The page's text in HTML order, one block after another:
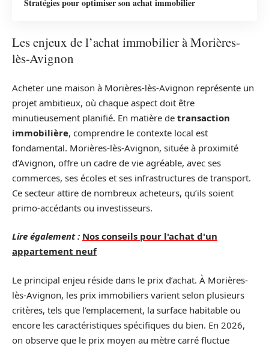
Stratégies pour optimiser son achat immobilier
Les enjeux de l’achat immobilier à Morières-
lès-Avignon
Acheter une maison à Morières-lès-Avignon représente un
projet ambitieux, où chaque aspect doit être
minutieusement planifié. En matière de transaction
immobilière, comprendre le contexte local est
fondamental. Morières-lès-Avignon, située à proximité
d’Avignon, offre un cadre de vie agréable, avec ses
commerces, ses écoles et ses infrastructures de transport.
Ce secteur attire de nombreux acheteurs, qu’ils soient
primo-accédants ou investisseurs.
Lire également : Nos conseils pour l'achat d'un
appartement neuf
Le principal enjeu réside dans le prix d’achat. À Morières-
lès-Avignon, les prix immobiliers varient selon plusieurs
critères, tels que l’emplacement, la surface habitable ou
encore les caractéristiques spécifiques du bien. En 2026,
on observe que le prix moyen au mètre carré fluctue